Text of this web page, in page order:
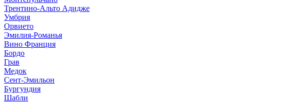
Трентино-Альто Адидже
Умбрия
Орвието
Эмилия-Романья
Вино Франция
Бордо
Грав
Медок
Сент-Эмильон
Бургундия
Шабли